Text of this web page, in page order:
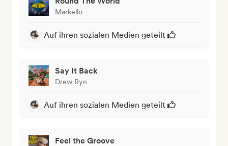
Markello
Auf ihren sozialen Medien geteilt
Say It Back
Drew Ryn
Auf ihren sozialen Medien geteilt
Feel the Groove